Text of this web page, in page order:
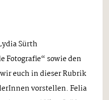
Sürth
Fotografie“ sowie den
euch in dieser Rubrik
vorstellen. Felia